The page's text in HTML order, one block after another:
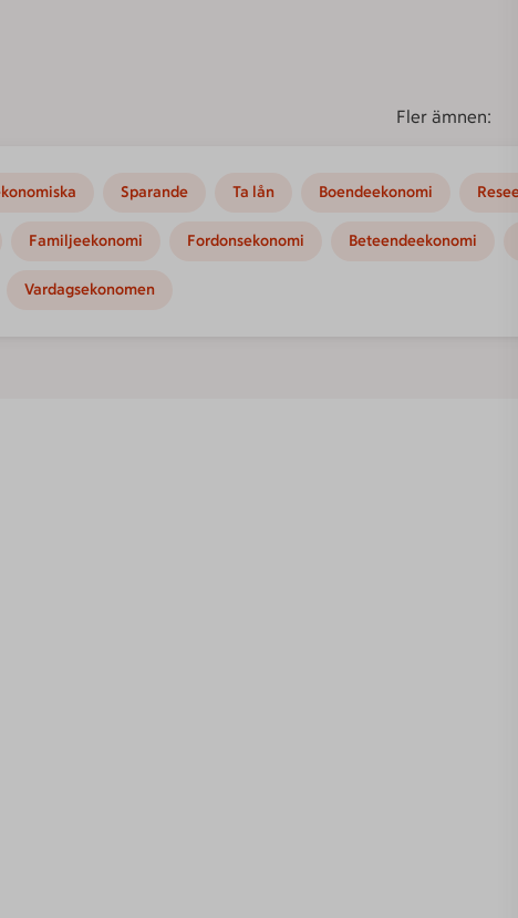
Fler ämnen:
Sparande Ta lån Boendeekonomi
Familjeekonomi Fordonsekonomi Beteendeekonomi
Vardagsekonomen